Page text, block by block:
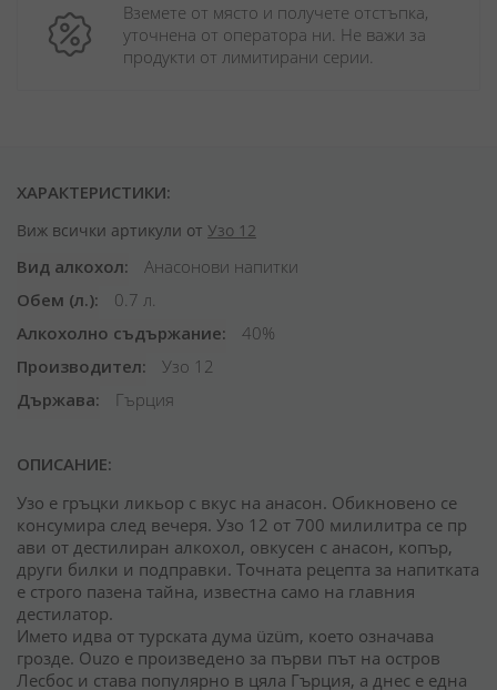
Вземете от място и получете отстъпка,
уточнена от оператора ни. Не важи за
продукти от лимитирани серии.
ХАРАКТЕРИСТИКИ:
Виж всички артикули от Узо 12
Вид алкохол
Анасонови напитки
Обем (л.)
0.7 л.
Алкохолно съдържание
40%
Производител
Узо 12
Държава
Гърция
ОПИСАНИЕ:
Узо е гръцки ликьор с вкус на анасон. Обикновено се
консумира след вечеря. Узо 12 от 700 милилитра се пр
ави от дестилиран алкохол, овкусен с анасон, копър,
други билки и подправки. Точната рецепта за напитката
е строго пазена тайна, известна само на главния
дестилатор.
Името идва от турската дума üzüm, което означава
грозде. Ouzo е произведено за първи път на остров
Лесбос и става популярно в цяла Гърция, а днес е една